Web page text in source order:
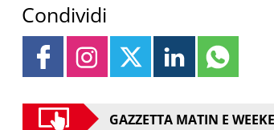
Condividi
GAZZETTA MATIN E